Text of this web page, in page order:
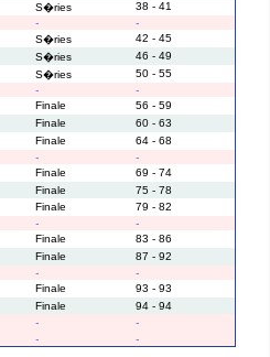
S�ries
38 - 41
-
-
S�ries
42 - 45
S�ries
46 - 49
S�ries
50 - 55
-
-
Finale
56 - 59
Finale
60 - 63
Finale
64 - 68
-
-
Finale
69 - 74
Finale
75 - 78
Finale
79 - 82
-
-
Finale
83 - 86
Finale
87 - 92
-
-
Finale
93 - 93
Finale
94 - 94
-
-
- -